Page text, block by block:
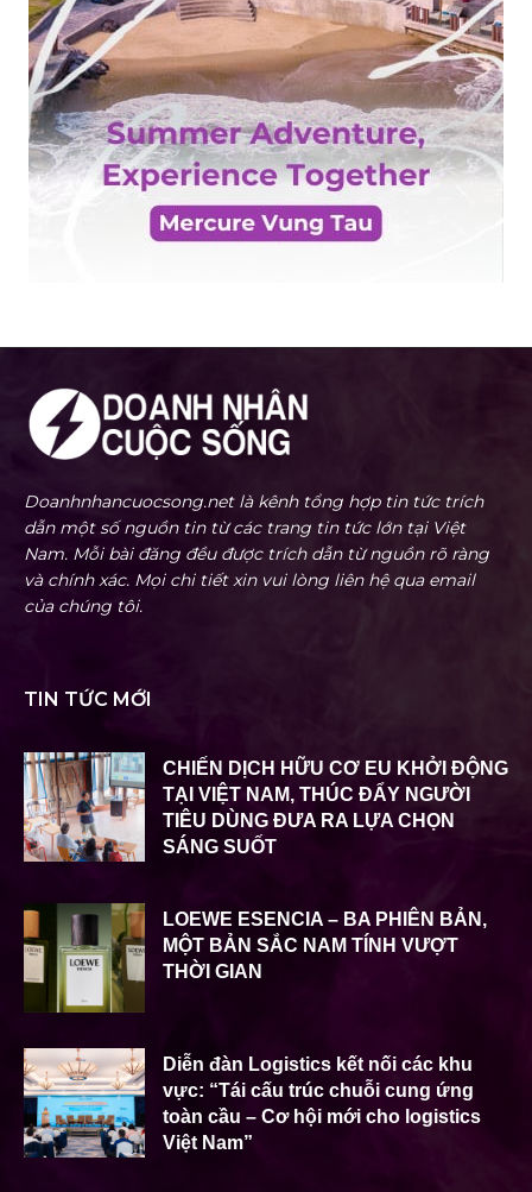
Doanhnhancuocsong.net là kênh tổng hợp tin tức trích
dẫn một số nguồn tin từ các trang tin tức lớn tại Việt
Nam. Mỗi bài đăng đều được trích dẫn từ nguồn rõ ràng
và chính xác. Mọi chi tiết xin vui lòng liên hệ qua email
của chúng tôi.
TIN TỨC MỚI
CHIẾN DỊCH HỮU CƠ EU KHỞI ĐỘNG
TẠI VIỆT NAM, THÚC ĐẨY NGƯỜI
TIÊU DÙNG ĐƯA RA LỰA CHỌN
SÁNG SUỐT
LOEWE ESENCIA – BA PHIÊN BẢN,
MỘT BẢN SẮC NAM TÍNH VƯỢT
THỜI GIAN
Diễn đàn Logistics kết nối các khu
vực: “Tái cấu trúc chuỗi cung ứng
toàn cầu – Cơ hội mới cho logistics
Việt Nam”